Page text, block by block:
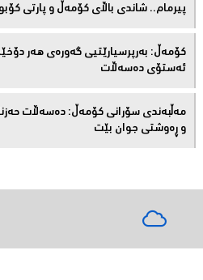
پیرمام.. شاندی باڵای كۆمه‌ڵ و پارتی
كۆمەڵ: بەرپرسیارێتیی گەورەی هەر
ئەستۆی دەسەڵات
مەڵبەندى سۆرانى کۆمەڵ: دەسەڵات
و ڕەوشتى جوان بێت